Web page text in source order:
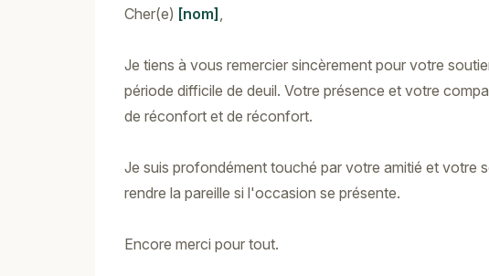
Cher(e) [nom] ,
Je tiens à vous remercier sincèrement pour votre
période difficile de deuil. Votre présence et votre
de réconfort et de réconfort.
Je suis profondément touché par votre amitié et votre
rendre la pareille si l'occasion se présente.
Encore merci pour tout.